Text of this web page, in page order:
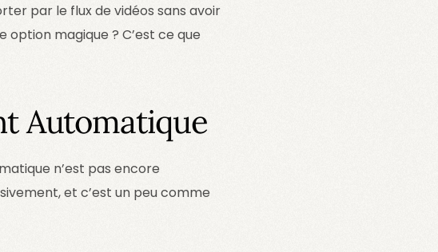
par le flux de vidéos sans avoir
magique ? C’est ce que
Automatique
n’est pas encore
et c’est un peu comme